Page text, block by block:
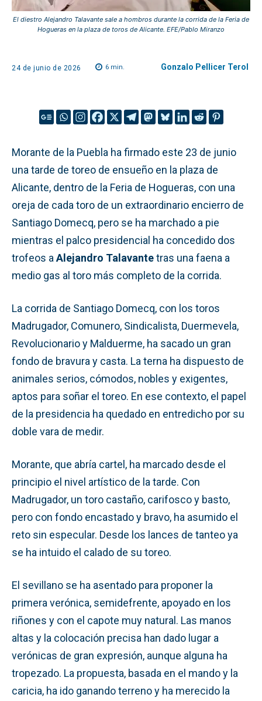
El diestro Alejandro Talavante sale a hombros durante la corrida de la Feria de
Hogueras en la plaza de toros de Alicante. EFE/Pablo Miranzo
24 de junio de 2026 6min. Gonzalo Pellicer Terol
Morante de la Puebla ha firmado este 23 de junio
una tarde de toreo de ensueño en la plaza de
Alicante, dentro de la Feria de Hogueras, con una
oreja de cada toro de un extraordinario encierro de
Santiago Domecq, pero se ha marchado a pie
mientras el palco presidencial ha concedido dos
trofeos a Alejandro Talavantetras una faena a
medio gas al toro más completo de la corrida.
La corrida de Santiago Domecq, con los toros
Madrugador, Comunero, Sindicalista, Duermevela,
Revolucionario y Malduerme, ha sacado un gran
fondo de bravura y casta. La terna ha dispuesto de
animales serios, cómodos, nobles y exigentes,
aptos para soñar el toreo. En ese contexto, el papel
de la presidencia ha quedado en entredicho por su
doble vara de medir.
Morante, que abría cartel, ha marcado desde el
principio el nivel artístico de la tarde. Con
Madrugador, un toro castaño, carifosco y basto,
pero con fondo encastado y bravo, ha asumido el
reto sin especular. Desde los lances de tanteo ya
se ha intuido el calado de su toreo.
El sevillano se ha asentado para proponer la
primera verónica, semidefrente, apoyado en los
riñones y con el capote muy natural. Las manos
altas y la colocación precisa han dado lugar a
verónicas de gran expresión, aunque alguna ha
tropezado. La propuesta, basada en el mando y la
caricia, ha ido ganando terreno y ha merecido la